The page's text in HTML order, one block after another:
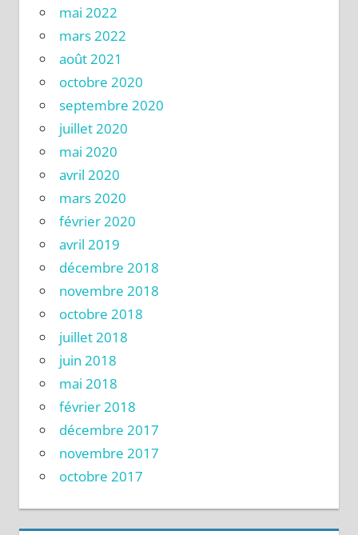
mai 2022
mars 2022
août 2021
octobre 2020
septembre 2020
juillet 2020
mai 2020
avril 2020
mars 2020
février 2020
avril 2019
décembre 2018
novembre 2018
octobre 2018
juillet 2018
juin 2018
mai 2018
février 2018
décembre 2017
novembre 2017
octobre 2017